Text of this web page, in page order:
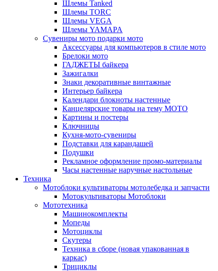
Шлемы Tanked
Шлемы TORC
Шлемы VEGA
Шлемы YAMAPA
Сувениры мото подарки мото
Аксессуары для компьютеров в стиле мото
Брелоки мото
ГАДЖЕТЫ байкера
Зажигалки
Знаки декоративные винтажные
Интерьер байкера
Календари блокноты настенные
Канцелярские товары на тему МОТО
Картины и постеры
Ключницы
Кухня-мото-сувениры
Подставки для карандашей
Подушки
Рекламное оформление промо-материалы
Часы настенные наручные настольные
Техника
Мотоблоки культиваторы мотолебедка и запчасти
Мотокультиваторы Мотоблоки
Мототехника
Машинокомплекты
Мопеды
Мотоциклы
Скутеры
Техника в сборе (новая упакованная в
каркас)
Трициклы